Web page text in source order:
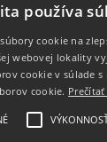
používa
cookie na
webovej lokality
cookie v súlade s
cookie.